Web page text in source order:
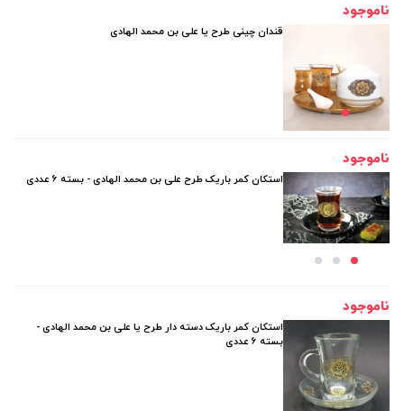
ناموجود
قندان چینی طرح یا علی بن محمد الهادی
ناموجود
استکان کمر باریک طرح علی بن محمد الهادی - بسته 6 عددی
ناموجود
استکان کمر باریک دسته دار طرح یا علی بن محمد الهادی -
بسته 6 عددی